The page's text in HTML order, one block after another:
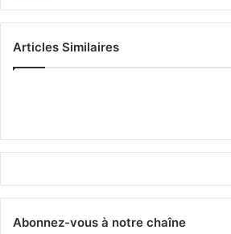
Articles Similaires
Abonnez-vous à notre chaîne